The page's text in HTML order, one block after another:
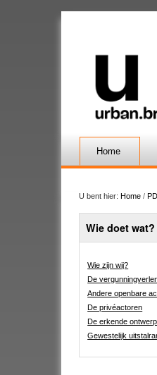
Home
U bent hier: Home /
Wie doet wat?
Wie zijn wij?
De
Andere openbare
De privéactoren
De erkende
Gewestelijk